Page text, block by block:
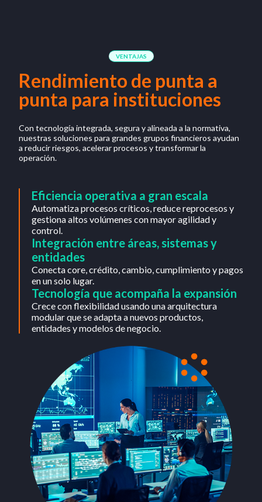
VENTAJAS
Rendimiento de punta a
punta para instituciones
Con tecnología integrada, segura y alineada a la normativa,
nuestras soluciones para grandes grupos financieros ayudan
a reducir riesgos, acelerar procesos y transformar la
operación.
Eficiencia operativa a gran escala
Automatiza procesos críticos, reduce reprocesos y
gestiona altos volúmenes con mayor agilidad y
control.
Integración entre áreas, sistemas y
entidades
Conecta core, crédito, cambio, cumplimiento y pagos
en un solo lugar.
Tecnología que acompaña la expansión
Crece con flexibilidad usando una arquitectura
modular que se adapta a nuevos productos,
entidades y modelos de negocio.